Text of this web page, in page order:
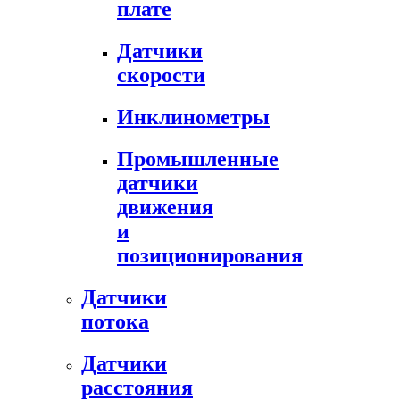
плате
Датчики
скорости
Инклинометры
Промышленные
датчики
движения
и
позиционирования
Датчики
потока
Датчики
расстояния